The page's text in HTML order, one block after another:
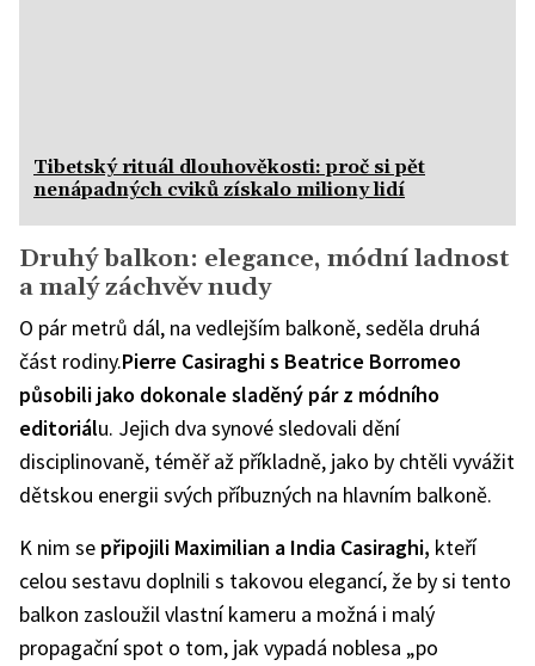
Tibetský rituál dlouhověkosti: proč si pět
nenápadných cviků získalo miliony lidí
Druhý balkon: elegance, módní ladnost
a malý záchvěv nudy
O pár metrů dál, na vedlejším balkoně, seděla druhá
část rodiny.Pierre Casiraghi s Beatrice Borromeo
působili jako dokonale sladěný pár z módního
editoriálu. Jejich dva synové sledovali dění
disciplinovaně, téměř až příkladně, jako by chtěli vyvážit
dětskou energii svých příbuzných na hlavním balkoně.
K nim se připojili Maximilian a India Casiraghi, kteří
celou sestavu doplnili s takovou elegancí, že by si tento
balkon zasloužil vlastní kameru a možná i malý
propagační spot o tom, jak vypadá noblesa „po